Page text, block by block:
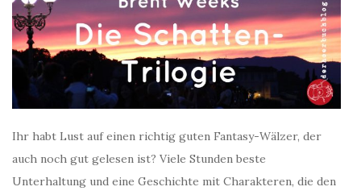
Ihr habt Lust auf einen richtig guten Fantasy-Wälzer, der
auch noch gut gelesen ist? Viele Stunden beste
Unterhaltung und eine Geschichte mit Charakteren, die den